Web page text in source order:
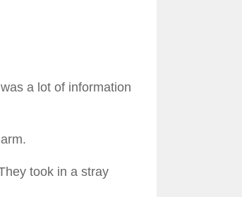
a lot of information
took in a stray